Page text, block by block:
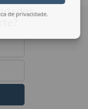
de privacidade.